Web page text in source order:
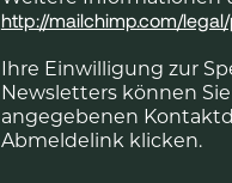
http://mailchimp.com/
Ihre Einwilligung zur
Newsletters können
angegebenen
Abmeldelink klicken.